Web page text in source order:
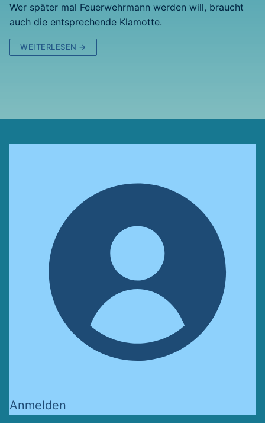
Wer später mal Feuerwehrmann werden will, braucht
auch die entsprechende Klamotte.
WEITERLESEN →
Anmelden